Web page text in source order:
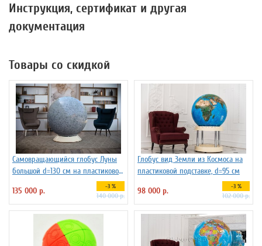
Инструкция, сертификат и другая
документация
Товары со скидкой
Самовращающийся глобус Луны
большой d=130 см на пластиковой
135 000 р. -3 %
140 000 р.
Глобус вид Земли из Космоса на
пластиковой подставке, d=95 см
98 000 р.
-3 %
102 000 р.